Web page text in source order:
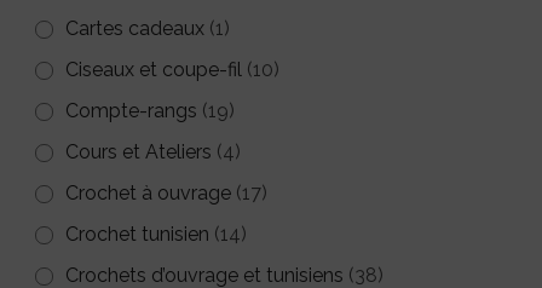
choisies
sur
Cartes cadeaux (1)
Ciseaux et coupe-fil (10)
Compte-rangs (19)
Cours et Ateliers (4)
Crochet à ouvrage (17)
Crochet tunisien (14)
Crochets d’ouvrage et tunisiens (38)